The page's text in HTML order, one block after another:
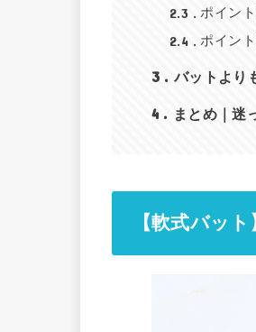
2.3 ポイン
2.4 ポイン
3 バットより
4 まとめ｜迷
【軟式バッ